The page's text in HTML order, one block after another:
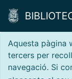
Aquesta pàgina
tercers per
navegació. Si